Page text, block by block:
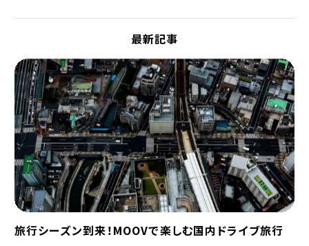
最新記事
旅行シーズン到来！MOOVで楽しむ国内ドライブ旅行